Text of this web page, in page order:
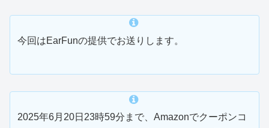
今回はEarFunの提供でお送りします。
2025年6月20日23時59分まで、Amazonでクーポンコ